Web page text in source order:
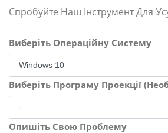
Спробуйте Наш Інструмент Для
Виберіть Операційну Систему
Виберіть Програму Проекції
Опишіть Свою Проблему